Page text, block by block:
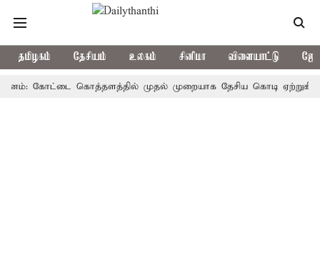
தமிழகம் தேசியம் உலகம் சினிமா விளையாட்டு
கோட்டை கொத்தளத்தில் முதல் முறையாக தேசிய கொடி ஏற்றுகிறார்,